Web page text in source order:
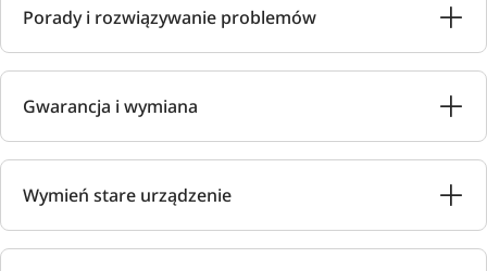
Porady i rozwiązywanie problemów
Gwarancja i wymiana
Wymień stare urządzenie